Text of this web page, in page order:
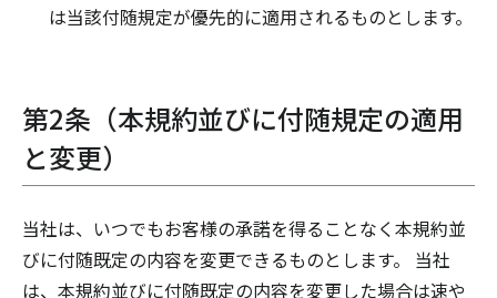
は当該付随規定が優先的に適用されるものとします。
第2条（本規約並びに付随規定の適用
と変更）
当社は、いつでもお客様の承諾を得ることなく本規約並
びに付随既定の内容を変更できるものとします。 当社
は、本規約並びに付随既定の内容を変更した場合は速や